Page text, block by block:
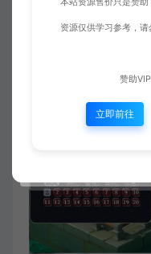
资源仅供学习参考，
赞助
立即前往